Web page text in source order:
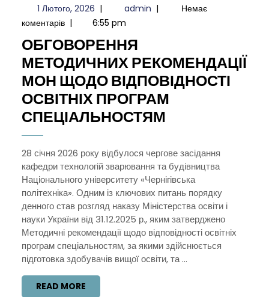
1 Лютого, 20261
Лютого,
2026
| admin admin
|
Немає
коментарів | 6:55 pm
ОБГОВОРЕННЯ
МЕТОДИЧНИХ РЕКОМЕНДАЦІЇ
МОН ЩОДО ВІДПОВІДНОСТІ
ОСВІТНІХ ПРОГРАМ
СПЕЦІАЛЬНОСТЯМ
МОН
ЩОДО
ОСВІТНІХ
ПРОГРАМ
28 січня 2026 року відбулося чергове засідання
кафедри технологій зварювання та будівництва
Національного університету «Чернігівська
політехніка». Одним із ключових питань порядку
денного став розгляд наказу Міністерства освіти і
науки України від 31.12.2025 р., яким затверджено
Методичні рекомендації щодо відповідності освітніх
програм спеціальностям, за якими здійснюється
підготовка здобувачів вищої освіти, та ...
READ MORE